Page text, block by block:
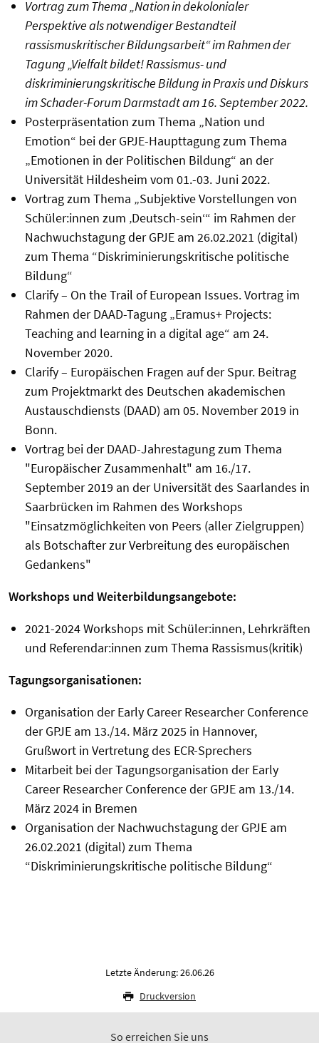
Vortrag zum Thema „Nation in dekolonialer
Perspektive als notwendiger Bestandteil
rassismuskritischer Bildungsarbeit“ im Rahmen der
Tagung „Vielfalt bildet! Rassismus- und
diskriminierungskritische Bildung in Praxis und Diskurs
im Schader-Forum Darmstadt am 16. September 2022.
Posterpräsentation zum Thema „Nation und
Emotion“ bei der GPJE-Haupttagung zum Thema
„Emotionen in der Politischen Bildung“ an der
Universität Hildesheim vom 01.-03. Juni 2022.
Vortrag zum Thema „Subjektive Vorstellungen von
Schüler:innen zum ‚Deutsch-sein‘“ im Rahmen der
Nachwuchstagung der GPJE am 26.02.2021 (digital)
zum Thema “Diskriminierungskritische politische
Bildung“
Clarify – On the Trail of European Issues. Vortrag im
Rahmen der DAAD-Tagung „Eramus+ Projects:
Teaching and learning in a digital age“ am 24.
November 2020.
Clarify – Europäischen Fragen auf der Spur. Beitrag
zum Projektmarkt des Deutschen akademischen
Austauschdiensts (DAAD) am 05. November 2019 in
Bonn.
Vortrag bei der DAAD-Jahrestagung zum Thema
"Europäischer Zusammenhalt" am 16./17.
September 2019 an der Universität des Saarlandes in
Saarbrücken im Rahmen des Workshops
"Einsatzmöglichkeiten von Peers (aller Zielgruppen)
als Botschafter zur Verbreitung des europäischen
Gedankens"
Workshops und Weiterbildungsangebote:
2021-2024 Workshops mit Schüler:innen, Lehrkräften
und Referendar:innen zum Thema Rassismus(kritik)
Tagungsorganisationen:
Organisation der Early Career Researcher Conference
der GPJE am 13./14. März 2025 in Hannover,
Grußwort in Vertretung des ECR-Sprechers
Mitarbeit bei der Tagungsorganisation der Early
Career Researcher Conference der GPJE am 13./14.
März 2024 in Bremen
Organisation der Nachwuchstagung der GPJE am
26.02.2021 (digital) zum Thema
“Diskriminierungskritische politische Bildung“
Letzte Änderung: 26.06.26
Druckversion
So erreichen Sie uns